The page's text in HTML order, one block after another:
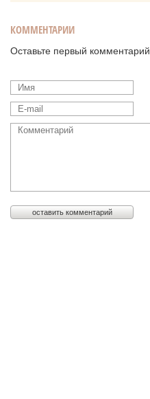
КОММЕНТАРИИ
Оставьте первый комментарий